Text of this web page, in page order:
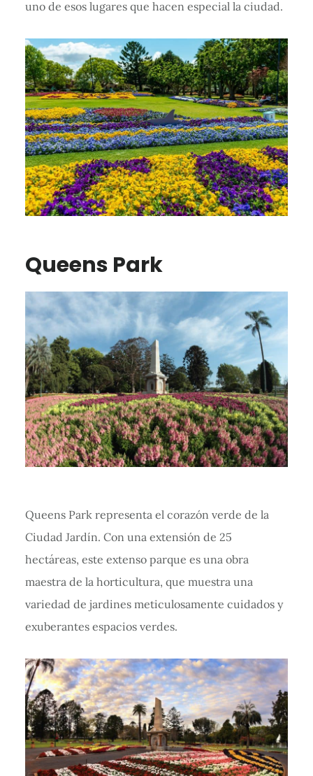
uno de esos lugares que hacen especial la ciudad.
Queens Park
Queens Park representa el corazón verde de la
Ciudad Jardín. Con una extensión de 25
hectáreas, este extenso parque es una obra
maestra de la horticultura, que muestra una
variedad de jardines meticulosamente cuidados y
exuberantes espacios verdes.